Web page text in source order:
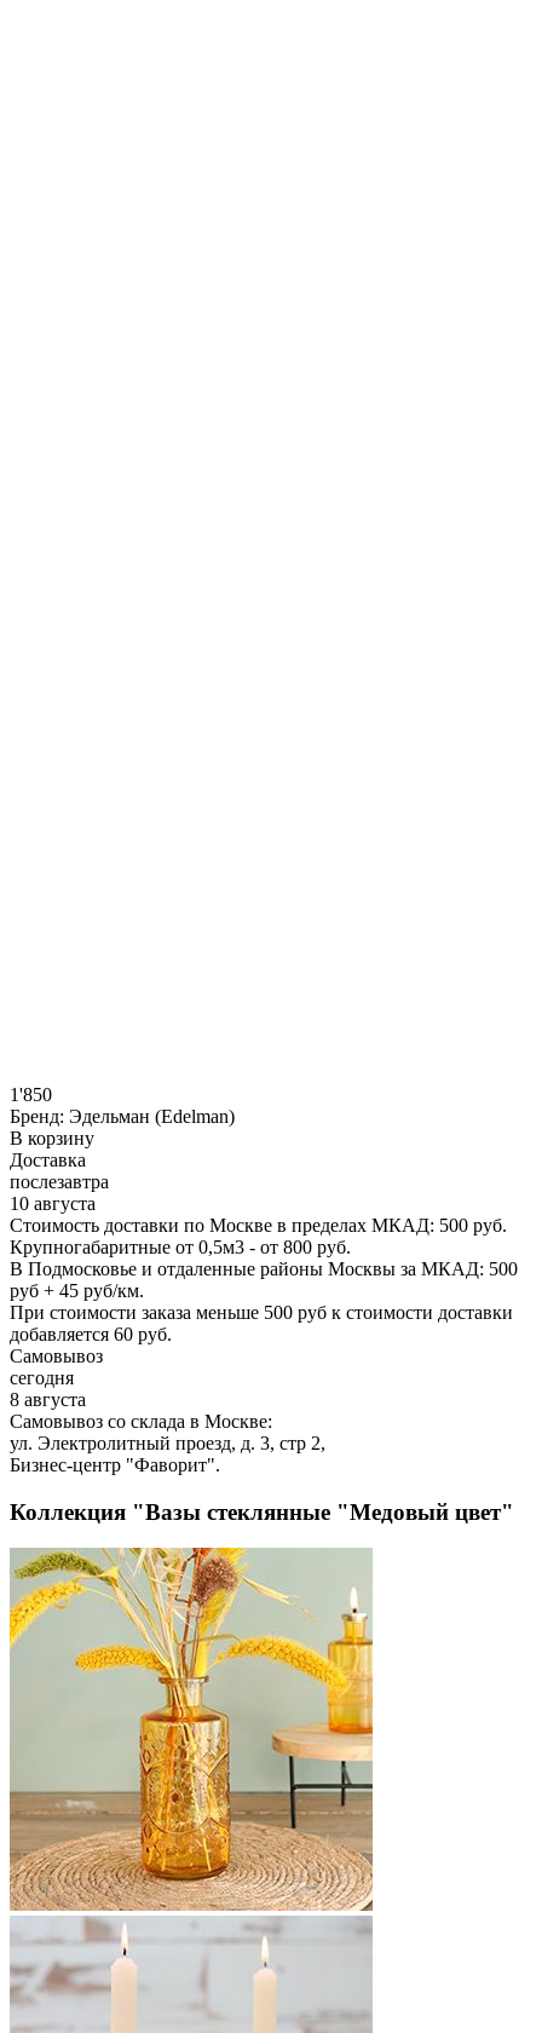
1'850
Бренд: Эдельман (Edelman)
В корзину
Доставка
послезавтра
10 августа
Стоимость доставки по Москве в пределах МКАД: 500 руб.
Крупногабаритные от 0,5м3 - от 800 руб.
В Подмосковье и отдаленные районы Москвы за МКАД: 500
руб + 45 руб/км.
При стоимости заказа меньше 500 руб к стоимости доставки
добавляется 60 руб.
Самовывоз
сегодня
8 августа
Самовывоз со склада в Москве:
ул. Электролитный проезд, д. 3, стр 2,
Бизнес-центр "Фаворит".
Коллекция "Вазы стеклянные "Медовый цвет"